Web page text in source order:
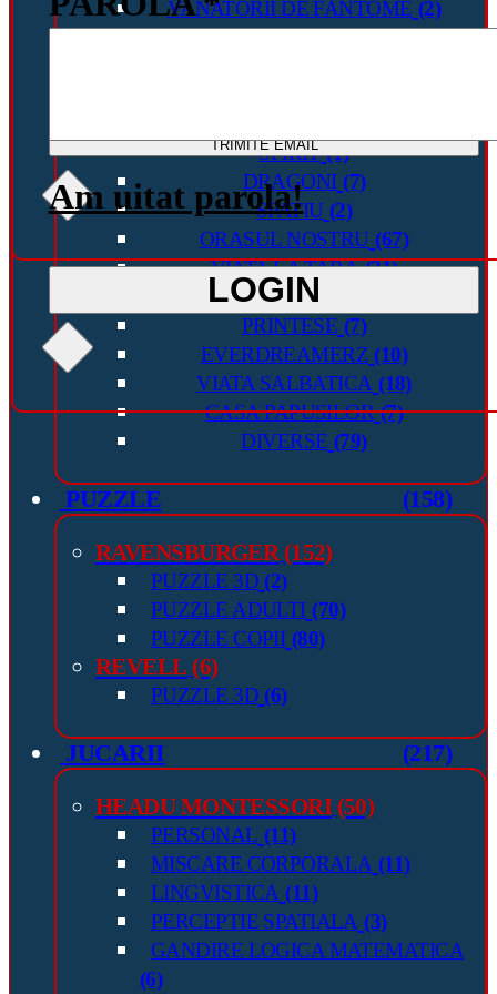
VANATORII DE FANTOME (2)
SPECTACOL DE CASCADORII (8)
SPIRIT (1)
DRAGONI (7)
SPATIU (2)
ORASUL NOSTRU (67)
VIATA LA TARA (21)
DISTRACTIE IN FAMILIE
PRINTESE (7)
EVERDREAMERZ (10)
VIATA SALBATICA (18)
CASA PAPUSILOR (7)
DIVERSE (79)
PUZZLE (158)
RAVENSBURGER (152)
PUZZLE 3D (2)
PUZZLE ADULTI (70)
PUZZLE COPII (80)
REVELL (6)
PUZZLE 3D (6)
JUCARII (217)
HEADU MONTESSORI (50)
PERSONAL (11)
MISCARE CORPORALA (11)
LINGVISTICA (11)
PERCEPTIE SPATIALA (3)
GANDIRE LOGICA MATEMATICA
(6)
TRIMITE EMAIL
Am uitat parola!
LOGIN